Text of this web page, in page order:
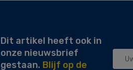
Dit artikel heeft ook in
onze nieuwsbrief
gestaan. Blijf op de